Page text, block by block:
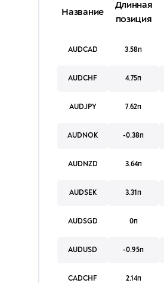
Название
Длинная
позиция
AUDCAD 3.58п
AUDCHF 4.75п
AUDJPY 7.62п
AUDNOK -0.38п
AUDNZD 3.64п
AUDSEK 3.31п
AUDSGD 0п
AUDUSD -0.95п
CADCHF 2.14п